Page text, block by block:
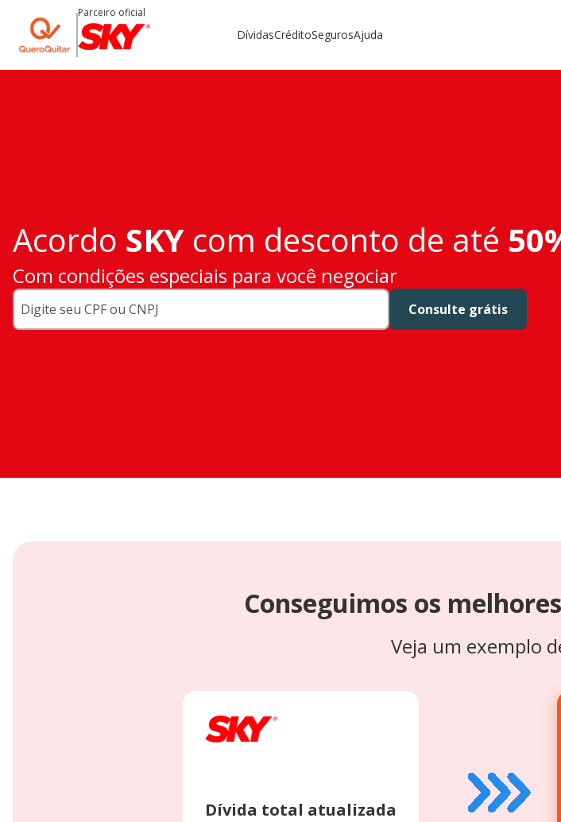
Parceiro oficial
DívidasCréditoSegurosAjuda
Acordo SKY com desconto de até
Com condições especiais para você negociar
Consulte grátis
Conseguimos os
Veja um exemplo
Dívida total atualizada